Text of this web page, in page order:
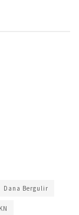
Dana Bergulir